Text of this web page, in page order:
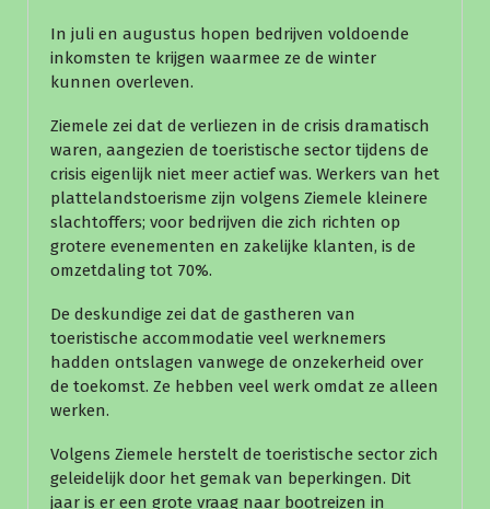
In juli en augustus hopen bedrijven voldoende
inkomsten te krijgen waarmee ze de winter
kunnen overleven.
Ziemele zei dat de verliezen in de crisis dramatisch
waren, aangezien de toeristische sector tijdens de
crisis eigenlijk niet meer actief was. Werkers van het
plattelandstoerisme zijn volgens Ziemele kleinere
slachtoffers; voor bedrijven die zich richten op
grotere evenementen en zakelijke klanten, is de
omzetdaling tot 70%.
De deskundige zei dat de gastheren van
toeristische accommodatie veel werknemers
hadden ontslagen vanwege de onzekerheid over
de toekomst. Ze hebben veel werk omdat ze alleen
werken.
Volgens Ziemele herstelt de toeristische sector zich
geleidelijk door het gemak van beperkingen. Dit
jaar is er een grote vraag naar bootreizen in